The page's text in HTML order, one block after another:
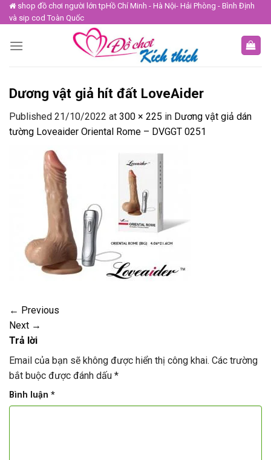
Skip
to
shop đồ chơi người lớn tpHồ Chí Minh - Hà Nội- Hải Phòng - Bình Định
và sip cod Toàn Quốc
Dương vật giả hít đất LoveAider
Published 21/10/2022 at 300 × 225 in Dương vật giả dán
tường Loveaider Oriental Rome – DVGGT 0251
← Previous
Next →
Trả lời
Email của bạn sẽ không được hiển thị công khai. Các trường
bắt buộc được đánh dấu *
Bình luận *